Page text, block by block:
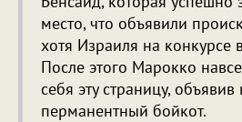
место, что объявили
хотя Израиля на
После этого Марокко
себя эту страницу, объявив
перманентный бойкот.